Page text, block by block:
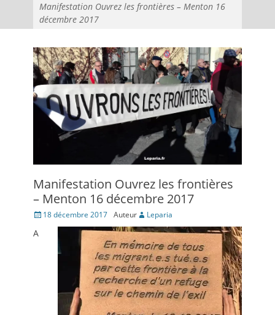
Manifestation Ouvrez les frontières – Menton 16
décembre 2017
Manifestation Ouvrez les frontières
– Menton 16 décembre 2017
Posté18 décembre 2017 Auteur Leparia
A